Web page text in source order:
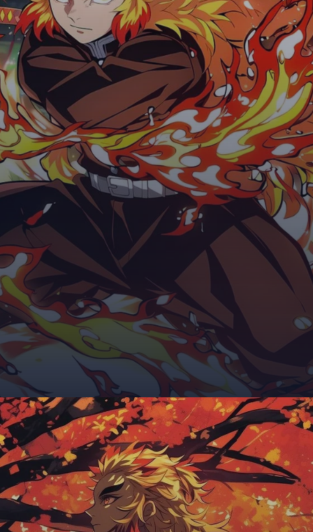
Đang mởhttps://giaydabonghana.com/rengoku